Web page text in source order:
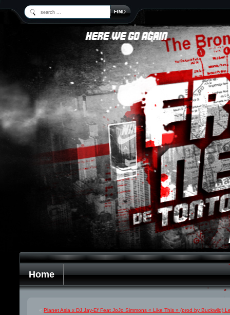
Home
« Planet Asia x DJ Jay-Ef Feat JoJo Simmons « Like This » (prod by Buckwild)